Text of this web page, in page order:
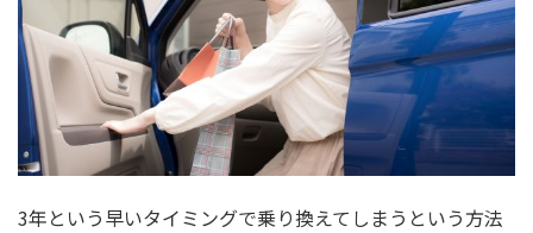
3年という早いタイミングで乗り換えてしまうという方法